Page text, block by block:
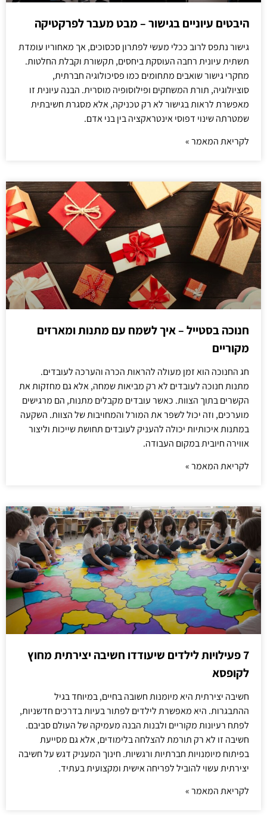
היבטים עיוניים בגישור – מבט מעבר לפרקטיקה
גישור נתפס לרוב ככלי מעשי לפתרון סכסוכים, אך מאחוריו עומדת
תשתית עיונית רחבה העוסקת ביחסים, תקשורת וקבלת החלטות.
מחקרי גישור שואבים מתחומים כמו פסיכולוגיה חברתית,
סוציולוגיה, תורת המשחקים ופילוסופיה מוסרית. הבנה עיונית זו
מאפשרת לראות בגישור לא רק טכניקה, אלא מסגרת חשיבתית
שמטרתה שינוי דפוסי אינטראקציה בין בני אדם.
לקריאת המאמר »
חנוכה בסטייל – איך לשמח עם מתנות ומארזים
מקוריים
חג החנוכה הוא זמן מעולה להראות הכרה והערכה לעובדים.
מתנות חנוכה לעובדים לא רק מביאות שמחה, אלא גם מחזקות את
הקשרים בתוך הצוות. כאשר עובדים מקבלים מתנות, הם מרגישים
מוערכים, וזה יכול לשפר את המורל והמחויבות של הצוות. השקעה
במתנות איכותיות יכולה להעניק לעובדים תחושת שייכות וליצור
אווירה חיובית במקום העבודה.
לקריאת המאמר »
7 פעילויות לילדים שיעודדו חשיבה יצירתית מחוץ
לקופסא
חשיבה יצירתית היא מיומנות חשובה בחיים, במיוחד בגיל
ההתבגרות. היא מאפשרת לילדים לפתור בעיות בדרכים חדשניות,
לפתח רעיונות מקוריים ולבנות הבנה מעמיקה של העולם סביבם.
חשיבה זו לא רק תורמת להצלחה בלימודים, אלא גם מסייעת
בפיתוח מיומנויות חברתיות ורגשיות. חינוך המעניק דגש על חשיבה
יצירתית עשוי להוביל לפריחה אישית ומקצועית בעתיד.
לקריאת המאמר »